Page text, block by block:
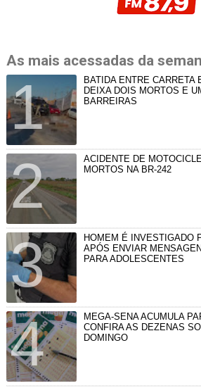
As mais acessadas da
BATIDA ENTRE CARRETA
DEIXA DOIS MORTOS E
BARREIRAS
ACIDENTE DE
MORTOS NA BR-242
HOMEM É INVESTIGADO
APÓS ENVIAR
PARA ADOLESCENTES
MEGA-SENA ACUMULA
CONFIRA AS DEZENAS
DOMINGO